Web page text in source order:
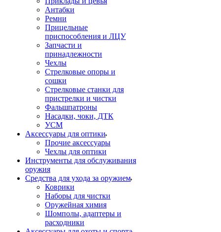
Антабки
Ремни
Прицельные
приспособления и ЛЦУ
Запчасти и
принадлежности
Чехлы
Стрелковые опоры и
сошки
Стрелковые станки для
пристрелки и чистки
Фальшпатроны
Насадки, чоки, ДТК
УСМ
Аксессуары для оптики
Прочие аксессуары
Чехлы для оптики
Инструменты для обслуживания
оружия
Средства для ухода за оружием
Коврики
Наборы для чистки
Оружейная химия
Шомполы, адаптеры и
расходники